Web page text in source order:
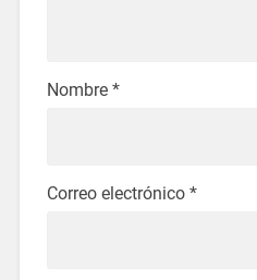
Nombre *
Correo electrónico *